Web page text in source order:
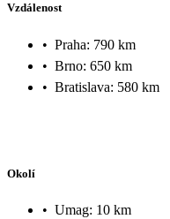
Vzdálenost
• Praha: 790 km
• Brno: 650 km
• Bratislava: 580 km
Okolí
• Umag: 10 km